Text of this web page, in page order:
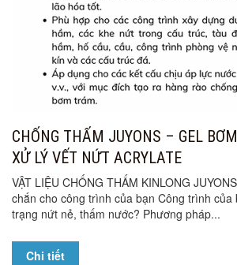
CHỐNG THẤM JUYONS – GEL
XỬ LÝ VẾT NỨT ACRYLATE
VẬT LIỆU CHỐNG THẤM KINLONG
chắn cho công trình của bạn Công trình của
trạng nứt nẻ, thấm nước? Phương pháp...
Chi tiết